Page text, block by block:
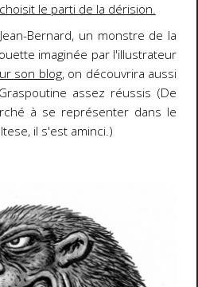
choisit le parti de la dérision.
Bernard, un monstre de la
imaginée par l'illustrateur
son blog, on découvrira aussi
assez réussis (De
à se représenter dans le
il s'est aminci.)